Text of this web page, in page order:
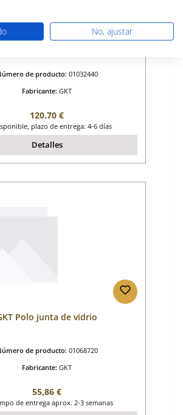
Polo rejilla de ceniza
de producto: 01032440
Fabricante: GKT
Precio normal:
120,70 €
plazo de entrega: 4-6 días
Detalles
Polo junta de vidrio
de producto: 01068720
Fabricante: GKT
Precio normal:
55,86 €
de entrega aprox. 2-3 semanas
No, ajustar